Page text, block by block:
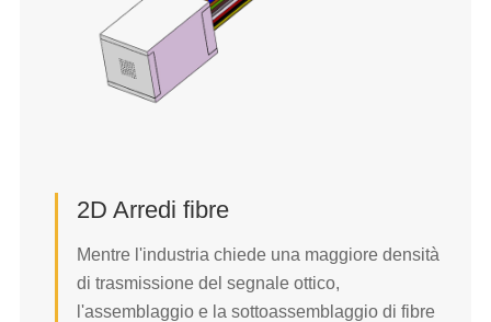
2D Arredi fibre
Mentre l'industria chiede una maggiore densità
di trasmissione del segnale ottico,
l'assemblaggio e la sottoassemblaggio di fibre
Bundle di fibre